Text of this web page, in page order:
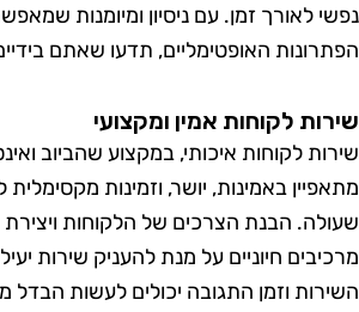
לאורך זמן. עם ניסיון ומיומנות
האופטימליים, תדעו שאתם בידיים
לקוחות אמין ומקצועי
לקוחות איכותי, במקצוע שהביוב
באמינות, יושר, וזמינות מקסימלית
הבנת הצרכים של הלקוחות ויצירת
חיוניים על מנת להעניק שירות יעיל
וזמן התגובה יכולים לעשות הבדל